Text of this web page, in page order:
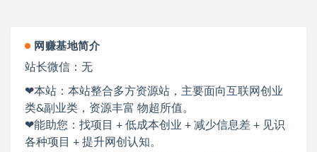
网赚基地简介
站长微信：无
❤本站：本站整合多方资源站，主要面向互联网创业
类&副业类，资源丰富 物超所值。
❤能助您：找项目 + 低成本创业 + 减少信息差 + 见识
各种项目 + 提升网创认知。